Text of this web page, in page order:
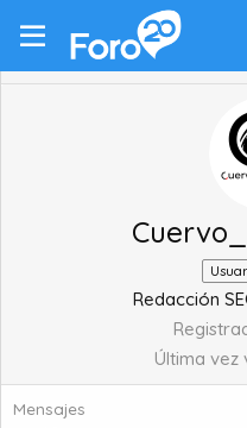
Redacción
Última vez
Mensajes